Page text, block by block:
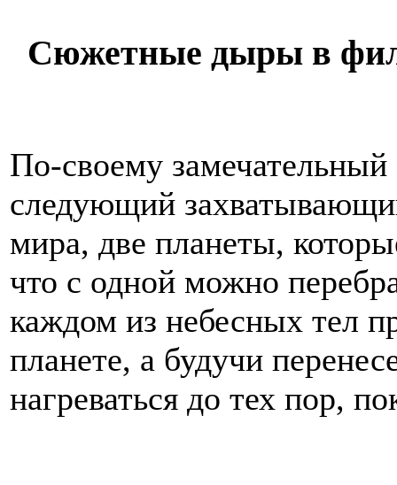
Сюжетные дыры в
По-своему
следующий
мира, две планеты,
что с одной можно
каждом из небесных тел
планете, а будучи
нагреваться до тех пор,